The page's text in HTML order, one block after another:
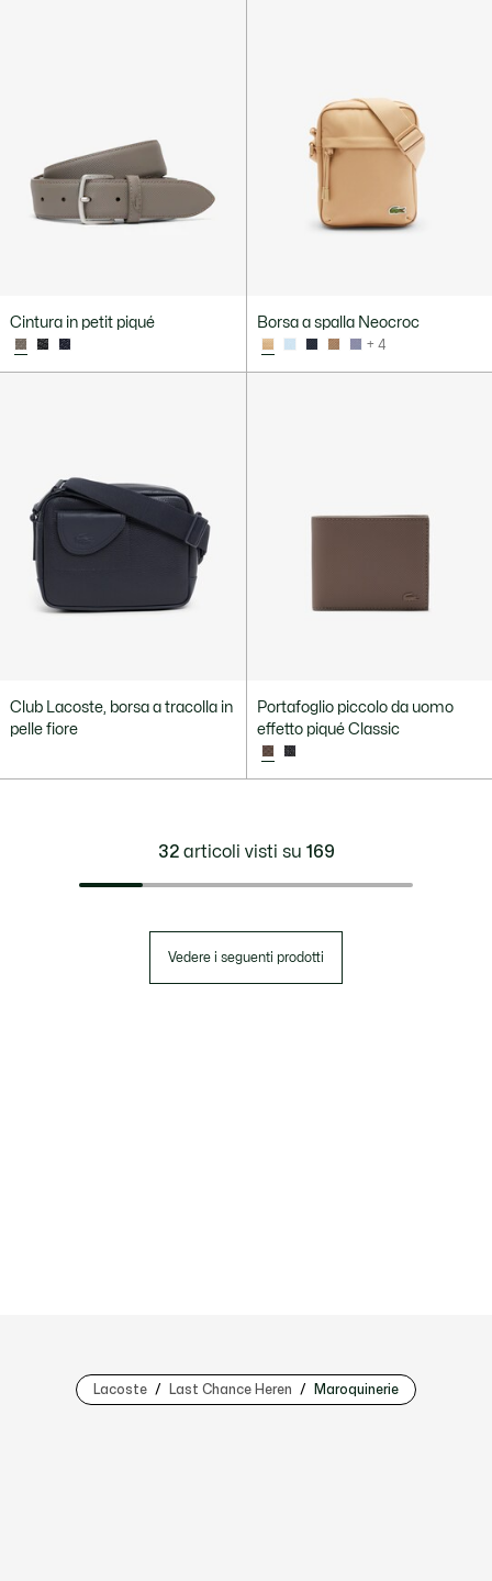
Cintura in petit piqué Borsa a spalla Neocroc
+ 4
Club Lacoste, borsa a tracolla in
pelle fiore
Portafoglio piccolo da uomo
effetto piqué Classic
32articoli visti su 169
Vedere i seguenti prodotti
Lacoste Last Chance Heren Maroquinerie